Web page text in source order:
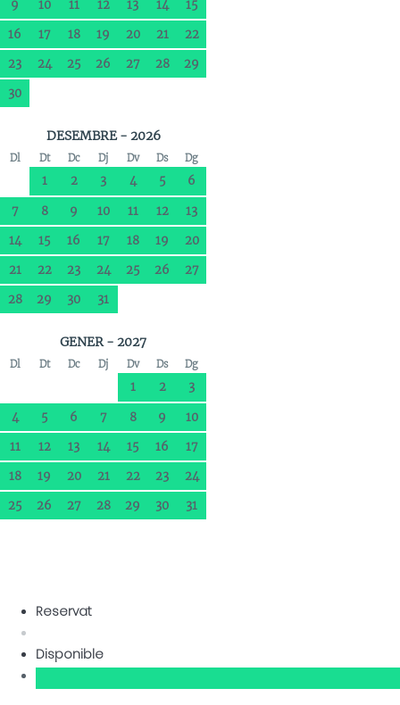
9
10 11 12 13 14
15
16
17 18 19 20 21
22
23
24 25 26 27 28
29
30
DESEMBRE - 2026
Dl Dt Dc Dj Dv Ds Dg
1 2 3 4 5
6
7
8 9 10 11 12
13
14
15 16 17 18 19
20
21
22 23 24 25 26
27
28
29 30 31
GENER - 2027
Dl Dt Dc Dj Dv Ds Dg
1 2
3
4
5 6 7 8 9
10
11
12 13 14 15 16
17
18
19 20 21 22 23
24
25
26 27 28 29 30 31
Reservat
Disponible